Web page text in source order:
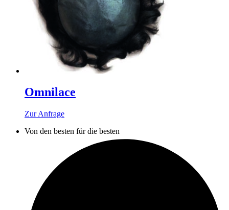
Omnilace
Zur Anfrage
Von den besten für die besten